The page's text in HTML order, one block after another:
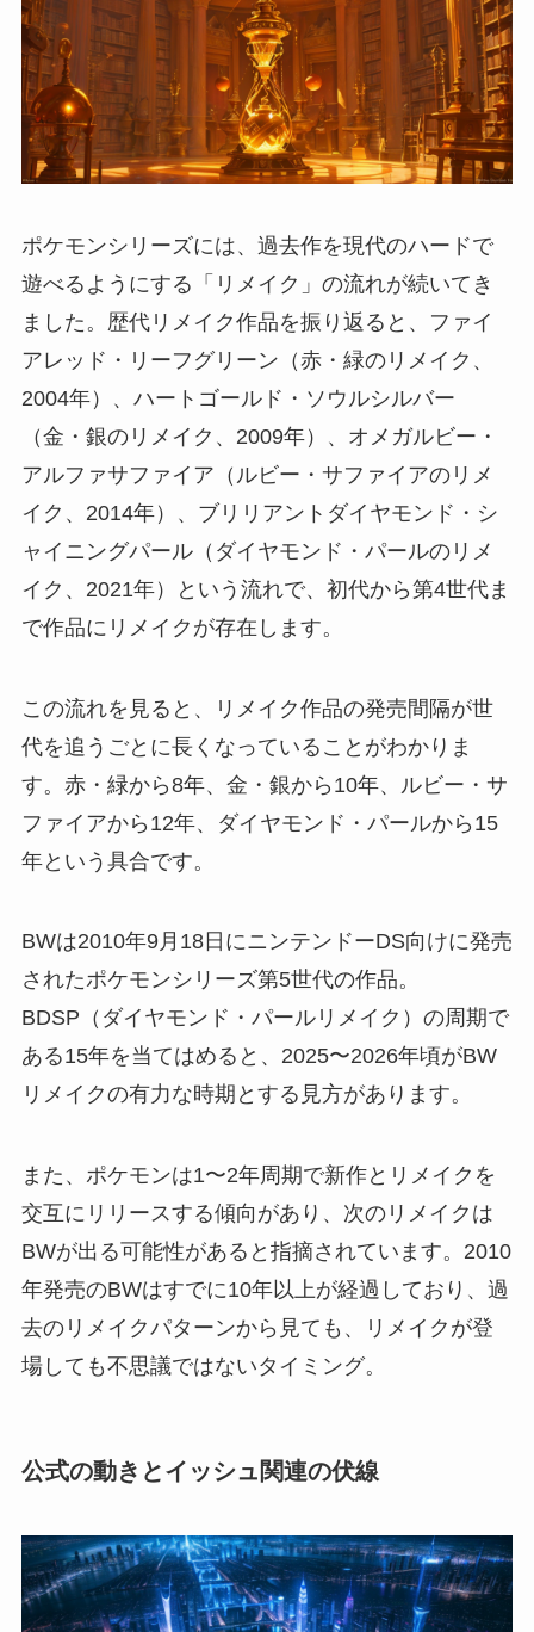
ポケモンシリーズには、過去作を現代のハードで
遊べるようにする「リメイク」の流れが続いてき
ました。歴代リメイク作品を振り返ると、ファイ
アレッド・リーフグリーン（赤・緑のリメイク、
2004年）、ハートゴールド・ソウルシルバー
（金・銀のリメイク、2009年）、オメガルビー・
アルファサファイア（ルビー・サファイアのリメ
イク、2014年）、ブリリアントダイヤモンド・シ
ャイニングパール（ダイヤモンド・パールのリメ
イク、2021年）という流れで、初代から第4世代ま
で作品にリメイクが存在します。
この流れを見ると、リメイク作品の発売間隔が世
代を追うごとに長くなっていることがわかりま
す。赤・緑から8年、金・銀から10年、ルビー・サ
ファイアから12年、ダイヤモンド・パールから15
年という具合です。
BWは2010年9月18日にニンテンドーDS向けに発売
されたポケモンシリーズ第5世代の作品。
BDSP（ダイヤモンド・パールリメイク）の周期で
ある15年を当てはめると、2025〜2026年頃がBW
リメイクの有力な時期とする見方があります。
また、ポケモンは1〜2年周期で新作とリメイクを
交互にリリースする傾向があり、次のリメイクは
BWが出る可能性があると指摘されています。2010
年発売のBWはすでに10年以上が経過しており、過
去のリメイクパターンから見ても、リメイクが登
場しても不思議ではないタイミング。
公式の動きとイッシュ関連の伏線